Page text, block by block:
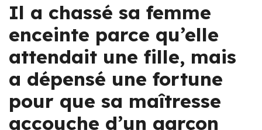
Il a chassé sa femme
enceinte parce qu’elle
attendait une fille, mais
a dépensé une fortune
pour que sa maîtresse
accouche d’un garçon